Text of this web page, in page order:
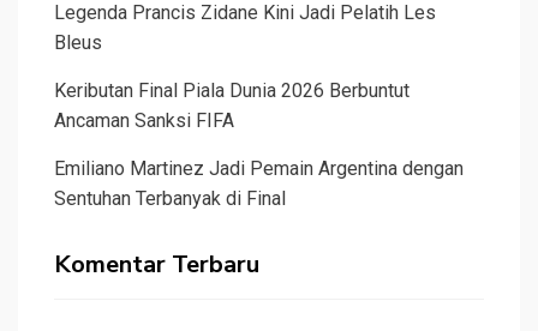
Legenda Prancis Zidane Kini Jadi Pelatih Les
Bleus
Keributan Final Piala Dunia 2026 Berbuntut
Ancaman Sanksi FIFA
Emiliano Martinez Jadi Pemain Argentina dengan
Sentuhan Terbanyak di Final
Komentar Terbaru